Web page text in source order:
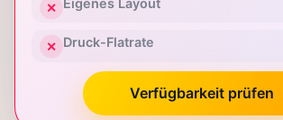
✕ Eigenes Layout
✕ Druck-Flatrate
Verfügbarkeit prüfen